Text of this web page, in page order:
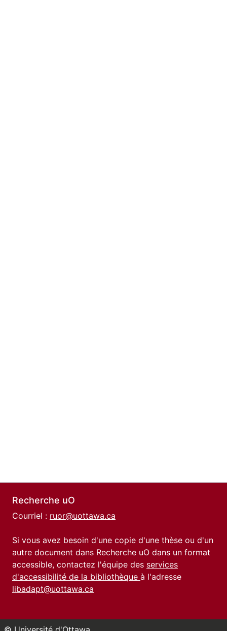
Recherche uO
Courriel : ruor@uottawa.ca
Si vous avez besoin d'une copie d'une thèse ou d'un
autre document dans Recherche uO dans un format
accessible, contactez l'équipe des services
d'accessibilité de la bibliothèque à l'adresse
libadapt@uottawa.ca